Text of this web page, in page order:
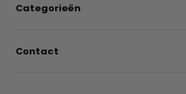
Categorieën
Contact